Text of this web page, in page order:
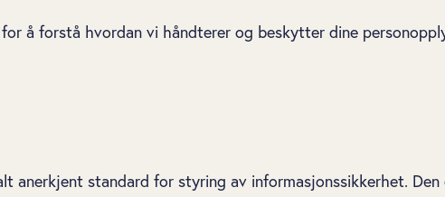
for å forstå hvordan vi håndterer og beskytter dine
anerkjent standard for styring av informasjonssikkerhet.